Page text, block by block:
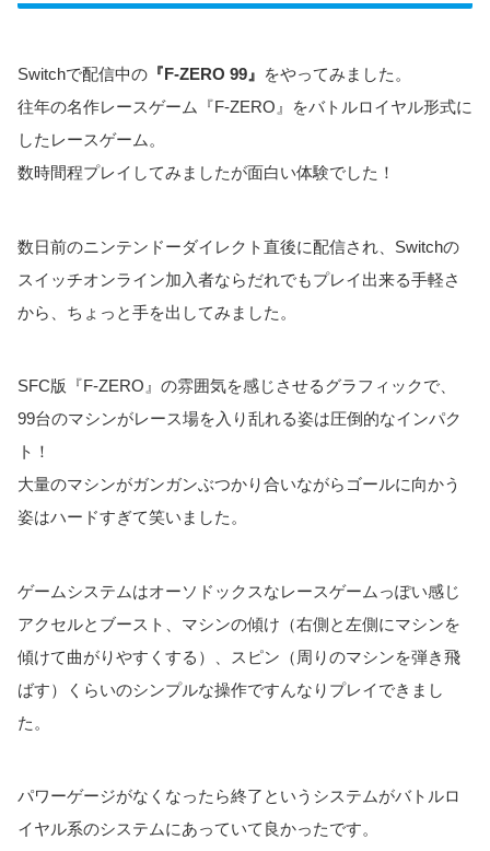
Switchで配信中の 『F-ZERO 99』 をやってみました。
往年の名作レースゲーム『F-ZERO』をバトルロイヤル形式に
したレースゲーム。
数時間程プレイしてみましたが面白い体験でした！
数日前のニンテンドーダイレクト直後に配信され、Switchの
スイッチオンライン加入者ならだれでもプレイ出来る手軽さ
から、ちょっと手を出してみました。
SFC版『F-ZERO』の雰囲気を感じさせるグラフィックで、
99台のマシンがレース場を入り乱れる姿は圧倒的なインパク
ト！
大量のマシンがガンガンぶつかり合いながらゴールに向かう
姿はハードすぎて笑いました。
ゲームシステムはオーソドックスなレースゲームっぽい感じ
アクセルとブースト、マシンの傾け（右側と左側にマシンを
傾けて曲がりやすくする）、スピン（周りのマシンを弾き飛
ばす）くらいのシンプルな操作ですんなりプレイできまし
た。
パワーゲージがなくなったら終了というシステムがバトルロ
イヤル系のシステムにあっていて良かったです。